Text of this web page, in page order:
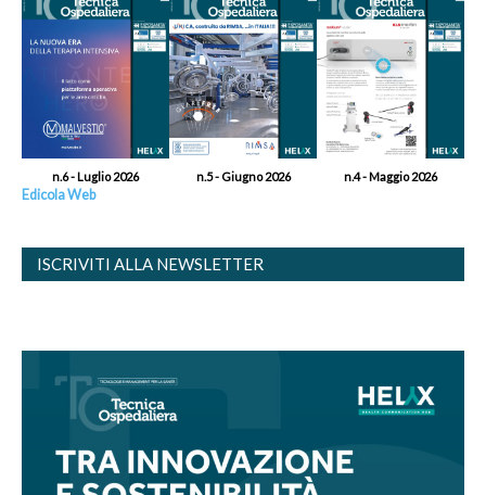
n.6 - Luglio 2026 n.5 - Giugno 2026 n.4 - Maggio 2026
Edicola Web
ISCRIVITI ALLA NEWSLETTER